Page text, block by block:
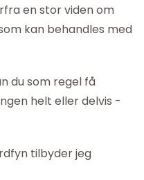
en stor viden om
kan behandles med
du som regel få
helt eller delvis -
tilbyder jeg